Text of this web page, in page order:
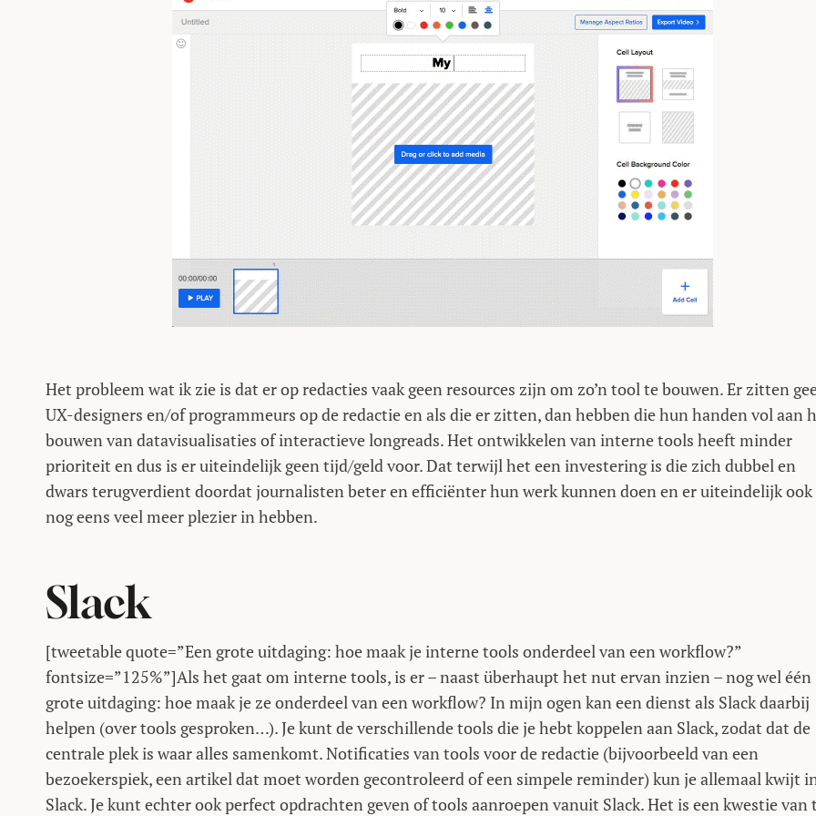
Het probleem wat ik zie is dat er op redacties vaak geen resources zijn om zo’n tool te bouwen. Er zitten
UX-designers en/of programmeurs op de redactie en als die er zitten, dan hebben die hun handen vol aan
bouwen van datavisualisaties of interactieve longreads. Het ontwikkelen van interne tools heeft minder
prioriteit en dus is er uiteindelijk geen tijd/geld voor. Dat terwijl het een investering is die zich dubbel en
dwars terugverdient doordat journalisten beter en efficiënter hun werk kunnen doen en er uiteindelijk ook
nog eens veel meer plezier in hebben.
Slack
[tweetable quote=”Een grote uitdaging: hoe maak je interne tools onderdeel van een workflow?”
fontsize=”125%”]Als het gaat om interne tools, is er – naast überhaupt het nut ervan inzien – nog wel één
grote uitdaging: hoe maak je ze onderdeel van een workflow? In mijn ogen kan een dienst als Slack daarbij
helpen (over tools gesproken…). Je kunt de verschillende tools die je hebt koppelen aan Slack, zodat dat de
centrale plek is waar alles samenkomt. Notificaties van tools voor de redactie (bijvoorbeeld van een
bezoekerspiek, een artikel dat moet worden gecontroleerd of een simpele reminder) kun je allemaal kwijt
Slack. Je kunt echter ook perfect opdrachten geven of tools aanroepen vanuit Slack. Het is een kwestie van